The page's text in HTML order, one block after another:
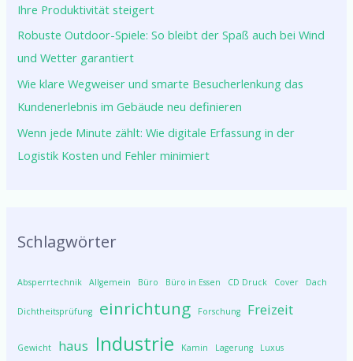
Ihre Produktivität steigert
Robuste Outdoor-Spiele: So bleibt der Spaß auch bei Wind
und Wetter garantiert
Wie klare Wegweiser und smarte Besucherlenkung das
Kundenerlebnis im Gebäude neu definieren
Wenn jede Minute zählt: Wie digitale Erfassung in der
Logistik Kosten und Fehler minimiert
Schlagwörter
Absperrtechnik Allgemein Büro Büro in Essen CD Druck Cover Dach
Dichtheitsprüfung einrichtung Forschung Freizeit
Gewicht haus Industrie Kamin Lagerung Luxus